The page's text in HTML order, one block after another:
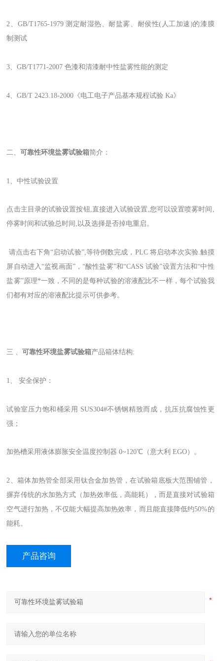
2、GB/T1765-1979 测定耐湿热、耐盐雾、耐侯性(人工加速)的漆膜
制测试
3、GB/T1771-2007 色漆和清漆耐中性盐雾性能的测定
4、GB/T 2423.18-2000《电工电子产品基本规程试验 Ka》
二、可靠性环境盐雾试验箱简介：
1、中性试验设置
点击主目录的试验设置按钮,直接进入试验设置,您可以设置喷雾时间,
停雾时间和试验总时间,以及选择是否掉电重启。
请点击右下角“启动试验”,等待倒数完成，PLC 将启动本次实验.触摸
屏自动进入“监视画面”，“酸性盐雾”和“CASS 试验”设置方法和“中性
盐雾”原理*一致，不同的是每种试验的溶液配比不一样，每个试验我
们都有对应的溶液配比提示可供参考。
三 、可靠性环境盐雾试验箱产品箱体结构:
1、 安全保护：
试验室压力饱和桶采用 SUS304#不锈钢精致而成，抗压抗腐蚀性更
强；
加热槽采用液体膨胀安全温度控制器 0~120℃（意大利 EGO）。
2、箱体加热管全部采用钛合金加热管，在试验箱底板大范围铺管，
摒弃传统的水加热方式（加热效率低，高能耗），而是直接对试验箱
空气进行加热，不仅能大幅提高加热效率，而且能直接降低约50%的
能耗。
产品咨询